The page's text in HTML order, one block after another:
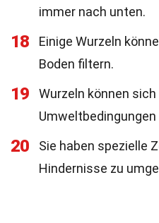
immer nach unten.
18
Einige Wurzeln
Boden filtern.
19
Wurzeln können
20
Sie haben spezielle
Hindernisse zu